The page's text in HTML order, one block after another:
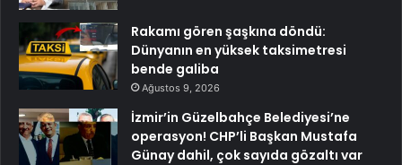
Rakamı gören şaşkına döndü:
Dünyanın en yüksek taksimetresi
bende galiba
Ağustos 9, 2026
İzmir’in Güzelbahçe Belediyesi’ne
operasyon! CHP’li Başkan Mustafa
Günay dahil, çok sayıda gözaltı var